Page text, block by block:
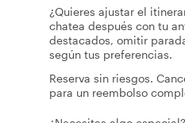
¿Quieres ajustar el
chatea después con tu
destacados, omitir
según tus preferencias.
Reserva sin riesgos.
para un reembolso